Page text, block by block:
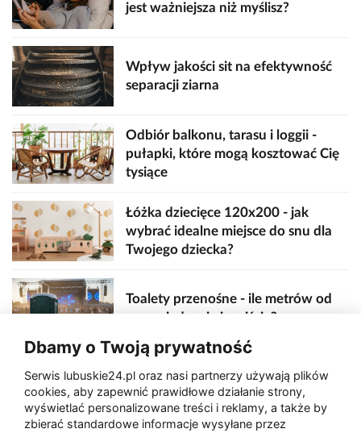
jest ważniejsza niż myślisz?
Wpływ jakości sit na efektywność
separacji ziarna
Odbiór balkonu, tarasu i loggii -
pułapki, które mogą kosztować Cię
tysiące
Łóżka dziecięce 120x200 - jak
wybrać idealne miejsce do snu dla
Twojego dziecka?
Toalety przenośne - ile metrów od
sceny, jedzenia i wejścia?
Zaatakował seniora na "kwadracie"
Dbamy o Twoją prywatność
Serwis lubuskie24.pl oraz nasi partnerzy używają plików
cookies, aby zapewnić prawidłowe działanie strony,
wyświetlać personalizowane treści i reklamy, a także by
zbierać standardowe informacje wysyłane przez